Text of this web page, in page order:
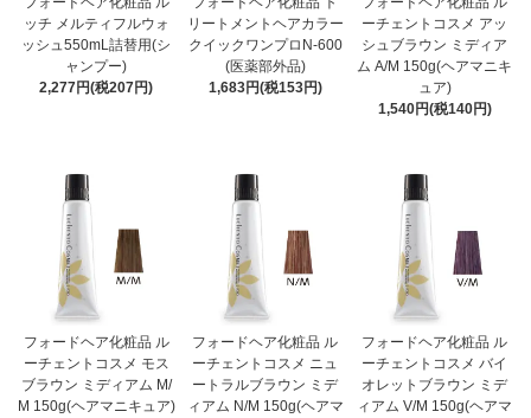
ッチ メルティフルウォ
ッシュ550mL詰替用(シ
ャンプー)
2,277円(税207円)
リートメントヘアカラー
クイックワンプロN-600
(医薬部外品)
1,683円(税153円)
ーチェントコスメ アッ
シュブラウン ミディア
ム A/M 150g(ヘアマニキ
ュア)
1,540円(税140円)
フォードヘア化粧品 ル
ーチェントコスメ モス
ブラウン ミディアム M/
M 150g(ヘアマニキュア)
フォードヘア化粧品 ル
ーチェントコスメ ニュ
ートラルブラウン ミデ
ィアム N/M 150g(ヘアマ
フォードヘア化粧品 ル
ーチェントコスメ バイ
オレットブラウン ミデ
ィアム V/M 150g(ヘアマ